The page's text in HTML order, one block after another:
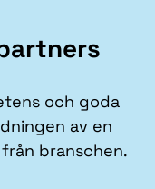
och goda
av en
branschen.